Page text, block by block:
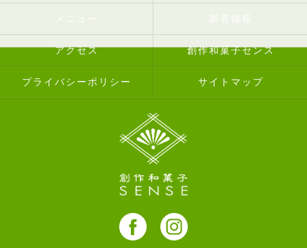
メニュー 新着情報
アクセス 創作和菓子センス
プライバシーポリシー サイトマップ